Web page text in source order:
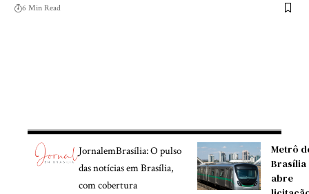
6 Min Read
JornalemBrasília: O pulso
das notícias em Brasília,
com cobertura
Metrô
Brasília
abre